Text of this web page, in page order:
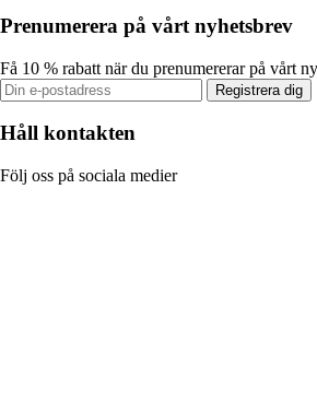
Prenumerera på vårt nyhetsbrev
Få 10 % rabatt när du prenumererar på vårt
Registrera dig
Håll kontakten
Följ oss på sociala medier